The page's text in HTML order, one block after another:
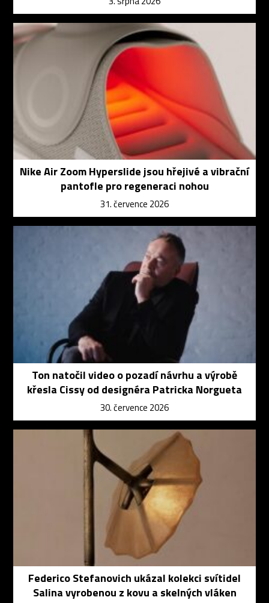
Nike Air Zoom Hyperslide jsou hřejivé a vibrační
pantofle pro regeneraci nohou
31. července 2026
Ton natočil video o pozadí návrhu a výrobě
křesla Cissy od designéra Patricka Norgueta
30. července 2026
Federico Stefanovich ukázal kolekci svítidel
Salina vyrobenou z kovu a skelných vláken